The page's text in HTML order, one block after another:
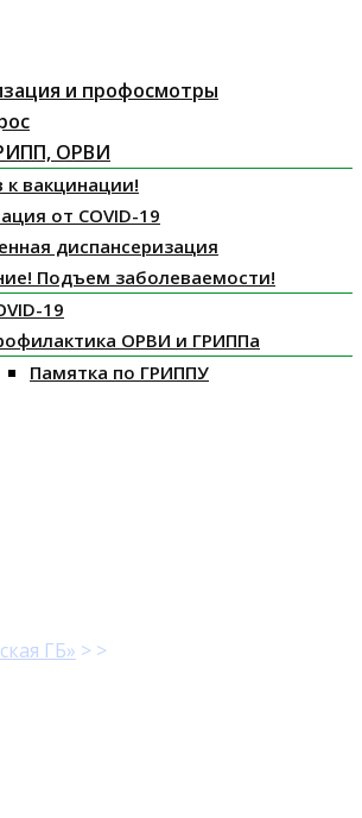
и профосмотры
ОРВИ
к вакцинации!
от COVID-19
диспансеризация
Подъем заболеваемости!
19
ОРВИ и ГРИППа
Памятка по ГРИППУ
ГБ» > >